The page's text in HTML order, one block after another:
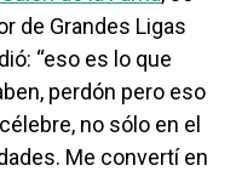
de Grandes Ligas
“eso es lo que
perdón pero eso
no sólo en el
Me convertí en